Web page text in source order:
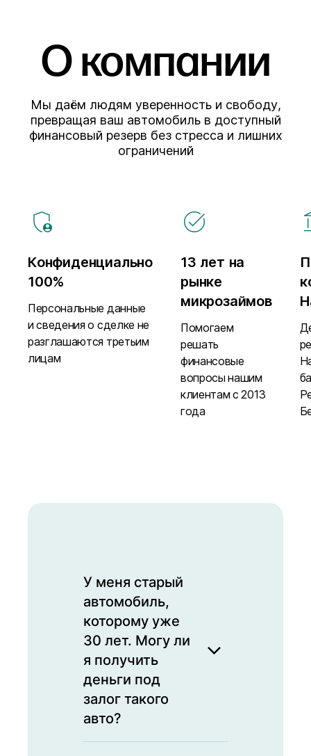
О компании
Мы даём людям уверенность и свободу,
превращая ваш автомобиль в доступный
финансовый резерв без стресса и лишних
ограничений
Конфиденциально
100%
Персональные данные
и сведения о сделке не
разглашаются третьим
лицам
13 лет на
рынке
микрозаймов
Помогаем
решать
финансовые
вопросы нашим
клиентам с 2013
года
У меня старый
автомобиль,
которому уже
30 лет. Могу ли
я получить
деньги под
залог такого
авто?